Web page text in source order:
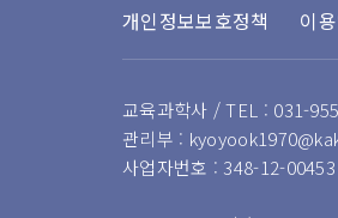
개인정보보호정책 이
교육과학사 / TEL : 031-
관리부 :
사업자번호 : 348-12-